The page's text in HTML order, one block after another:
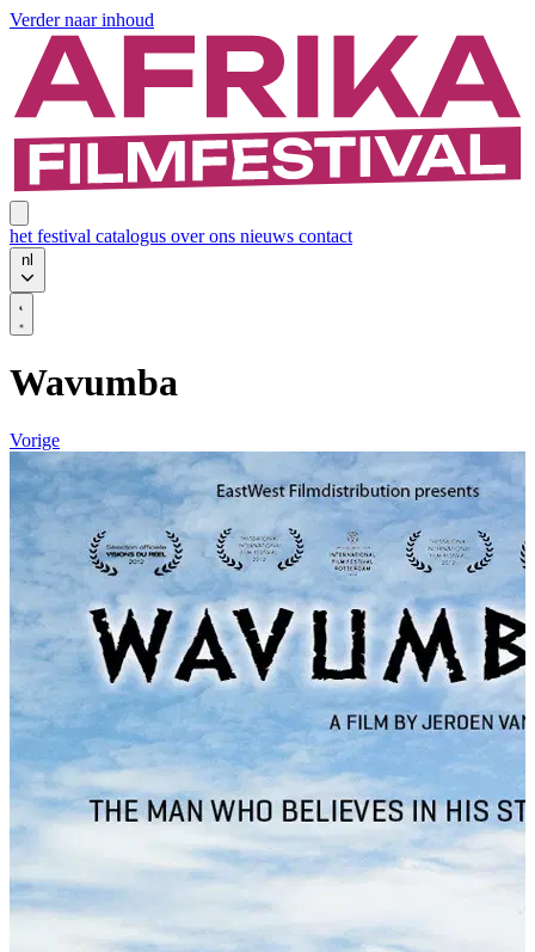
Verder naar inhoud
het festival catalogus over ons nieuws contact
nl
Wavumba
Vorige